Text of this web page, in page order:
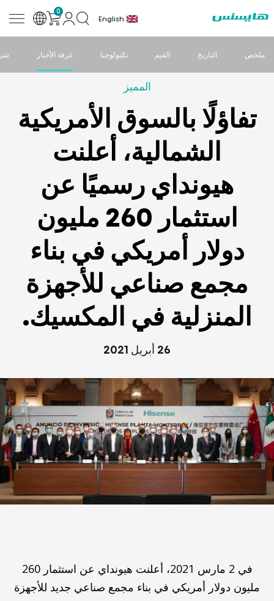
English
0
ملخص التاريخ القيم تكنولوجيا غرفة الأخبار
المميز
تفاؤلًا بالسوق الأمريكية
الشمالية، أعلنت
هيونداي رسميًا عن
استثمار 260 مليون
دولار أمريكي في بناء
مجمع صناعي للأجهزة
المنزلية في المكسيك.
26 أبريل 2021
في 2 مارس 2021، أعلنت هيونداي عن استثمار 260
مليون دولار أمريكي في بناء مجمع صناعي جديد للأجهزة